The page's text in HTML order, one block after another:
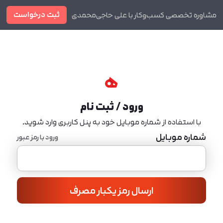
مشاوره تخصصی کسب‌وکار با علی حاجی‌محمدی ثبت درخواست
ورود / ثبت نام
با استفاده از شماره موبایل خود به پنل کاربری وارد شوید.
شماره موبایل ورود با رمز عبور
ارسال رمز یکبار مصرف